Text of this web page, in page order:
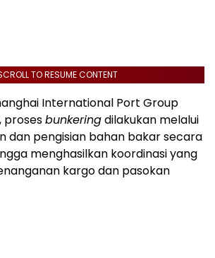
TO RESUME CONTENT
International Port Group
prosesbunkeringdilakukan melalui
dan pengisian bahan bakar secara
menghasilkan koordinasi yang
kargo dan pasokan